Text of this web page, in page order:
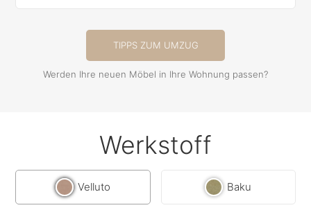
TIPPS ZUM UMZUG
Werden Ihre neuen Möbel in Ihre Wohnung passen?
Werkstoff
Velluto Baku